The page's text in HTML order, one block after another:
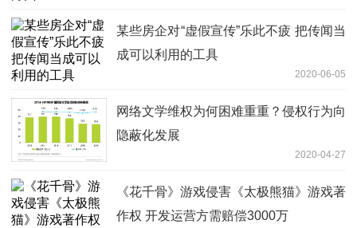
某些房企对“虚假宣传”乐此不疲 把传闻当
成可以利用的工具
2020-06-05
网络文学维权为何困难重重？侵权行为向
隐蔽化发展
2020-04-27
《花千骨》游戏侵害《太极熊猫》游戏著
作权 开发运营方需赔偿3000万